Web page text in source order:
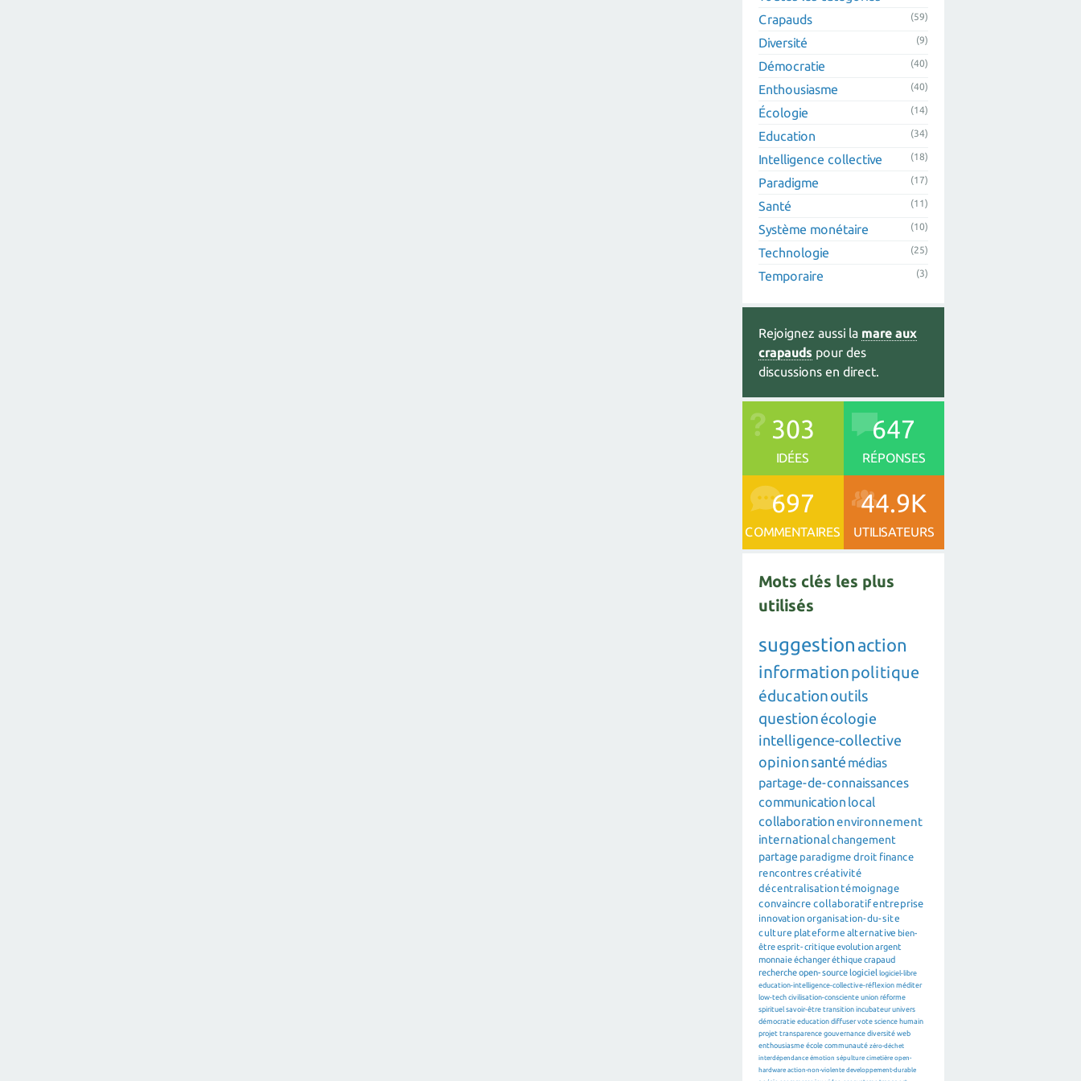
Crapauds
(59)
Diversité (9)
Démocratie (40)
Enthousiasme (40)
Écologie (14)
Education (34)
Intelligence collective (18)
Paradigme (17)
Santé (11)
Système monétaire (10)
Technologie (25)
Temporaire (3)
Rejoignez aussi la mare aux
crapauds pour des
discussions en direct.
303
IDÉES
647
RÉPONSES
697
COMMENTAIRES
44.9K
UTILISATEURS
Mots clés les plus
utilisés
suggestion action
informationpolitique
éducationoutils
question écologie
intelligence-collective
opinion santé médias
partage-de-connaissances
communication local
collaborationenvironnement
internationalchangement
partage paradigme droit finance
rencontrescréativité
décentralisation témoignage
convaincre collaboratifentreprise
innovation organisation-du-site
culture plateforme alternative bien-
êtreesprit-critiqueevolutionargent
monnaieéchangeréthiquecrapaud
rechercheopen-source logiciel logiciel-libre
education-intelligence-collective-réflexion méditer
low-tech civilisation-consciente union réforme
spirituel savoir-être transition incubateur univers
démocratie education diffuser vote science humain
projet transparence gouvernance diversité web
enthousiasme école communauté zéro-déchet
interdépendance émotion sépulture cimetière open-
hardware action-non-violente developpement-durable